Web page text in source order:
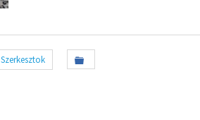
Szerkesztok